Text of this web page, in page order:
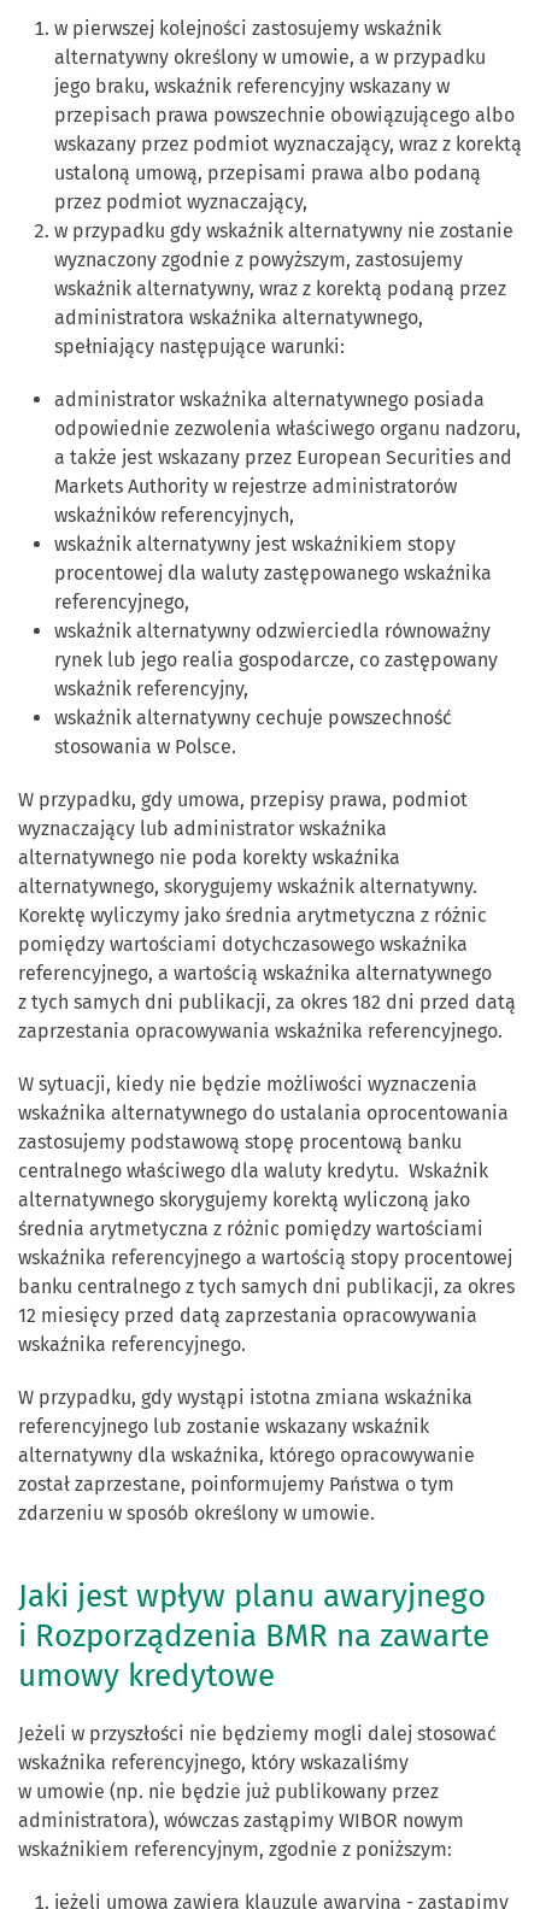
w pierwszej kolejności zastosujemy wskaźnik
alternatywny określony w umowie, a w przypadku
jego braku, wskaźnik referencyjny wskazany w
przepisach prawa powszechnie obowiązującego albo
wskazany przez podmiot wyznaczający, wraz z korektą
ustaloną umową, przepisami prawa albo podaną
przez podmiot wyznaczający,
w przypadku gdy wskaźnik alternatywny nie zostanie
wyznaczony zgodnie z powyższym, zastosujemy
wskaźnik alternatywny, wraz z korektą podaną przez
administratora wskaźnika alternatywnego,
spełniający następujące warunki:
administrator wskaźnika alternatywnego posiada
odpowiednie zezwolenia właściwego organu nadzoru,
a także jest wskazany przez European Securities and
Markets Authority w rejestrze administratorów
wskaźników referencyjnych,
wskaźnik alternatywny jest wskaźnikiem stopy
procentowej dla waluty zastępowanego wskaźnika
referencyjnego,
wskaźnik alternatywny odzwierciedla równoważny
rynek lub jego realia gospodarcze, co zastępowany
wskaźnik referencyjny,
wskaźnik alternatywny cechuje powszechność
stosowania w Polsce.
W przypadku, gdy umowa, przepisy prawa, podmiot
wyznaczający lub administrator wskaźnika
alternatywnego nie poda korekty wskaźnika
alternatywnego, skorygujemy wskaźnik alternatywny.
Korektę wyliczymy jako średnia arytmetyczna z różnic
pomiędzy wartościami dotychczasowego wskaźnika
referencyjnego, a wartością wskaźnika alternatywnego
z tych samych dni publikacji, za okres 182 dni przed datą
zaprzestania opracowywania wskaźnika referencyjnego.
W sytuacji, kiedy nie będzie możliwości wyznaczenia
wskaźnika alternatywnego do ustalania oprocentowania
zastosujemy podstawową stopę procentową banku
centralnego właściwego dla waluty kredytu. Wskaźnik
alternatywnego skorygujemy korektą wyliczoną jako
średnia arytmetyczna z różnic pomiędzy wartościami
wskaźnika referencyjnego a wartością stopy procentowej
banku centralnego z tych samych dni publikacji, za okres
12 miesięcy przed datą zaprzestania opracowywania
wskaźnika referencyjnego.
W przypadku, gdy wystąpi istotna zmiana wskaźnika
referencyjnego lub zostanie wskazany wskaźnik
alternatywny dla wskaźnika, którego opracowywanie
został zaprzestane, poinformujemy Państwa o tym
zdarzeniu w sposób określony w umowie.
Jaki jest wpływ planu awaryjnego
i Rozporządzenia BMR na zawarte
umowy kredytowe
Jeżeli w przyszłości nie będziemy mogli dalej stosować
wskaźnika referencyjnego, który wskazaliśmy
w umowie (np. nie będzie już publikowany przez
administratora), wówczas zastąpimy WIBOR nowym
wskaźnikiem referencyjnym, zgodnie z poniższym:
jeżeli umowa zawiera klauzulę awaryjną - zastąpimy